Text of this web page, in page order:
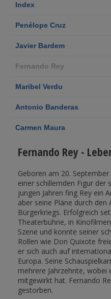
Index
Penélope Cruz
Javier Bardem
Fernando Rey
Maribel Verdu
Antonio Banderas
Carmen Maura
Fernando Rey -
Geboren am 20.
einer schillernden Figur der
jungen Jahren fing Rey ein
aber seine Pläne durch den
Bürgerkriegs. Erfolgreich
Theaterbühne, in
Szene und konnte seiner
Rollen wie Don Quixote
er sich auch auf
Europa. Seine
mehrere Jahrzehnte, wobei
mitgewirkt hat. Fernando
gestorben.